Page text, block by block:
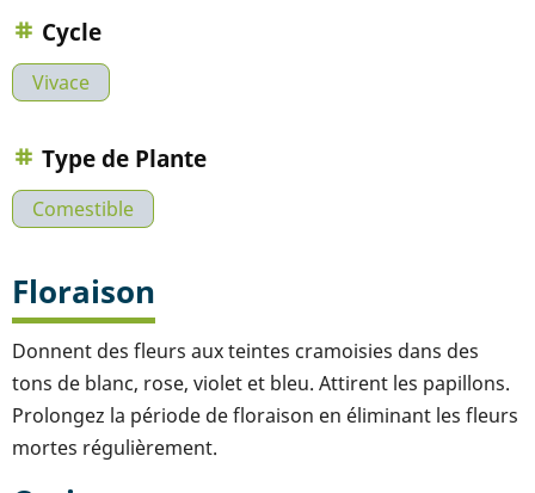
Cycle
Vivace
Type de Plante
Comestible
Floraison
Donnent des fleurs aux teintes cramoisies dans des
tons de blanc, rose, violet et bleu. Attirent les papillons.
Prolongez la période de floraison en éliminant les fleurs
mortes régulièrement.